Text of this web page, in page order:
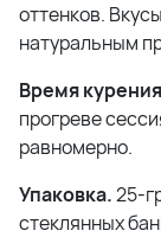
оттенков.
натуральным
Время
прогреве
равномерно.
Упаковка.25-
стеклянных